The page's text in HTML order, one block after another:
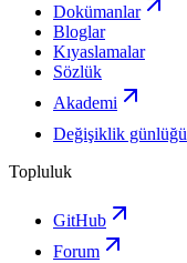
Dokümanlar
Bloglar
Kıyaslamalar
Sözlük
Akademi
Değişiklik günlüğü
Topluluk
GitHub
Forum